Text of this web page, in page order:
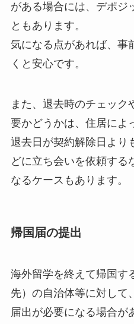
がある場合には、デポジ
ともあります。
気になる点があれば、事
くと安心です。
また、退去時のチェック
要かどうかは、住居によ
退去日が契約解除日より
どに立ち会いを依頼する
なるケースもあります。
帰国届の提出
海外留学を終えて帰国す
先）の自治体等に対して
届出が必要になる場合が